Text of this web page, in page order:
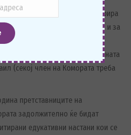
цени ќе се разгледува и ажурира
на секои шест (6) месеци и за
на Комората ќе бидат
веб-страната, преку мобилната
(секој член на Комората треба
претставниците на
задолжително ќе бидат
едукативни настани кои се